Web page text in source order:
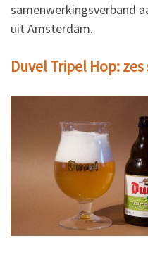
samenwerkingsverband
uit Amsterdam.
Duvel Tripel Hop: